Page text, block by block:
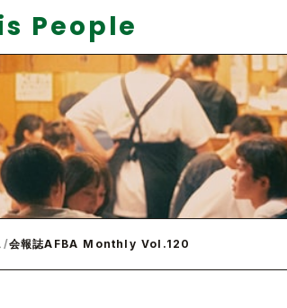
People
/会報誌AFBA Monthly Vol.120